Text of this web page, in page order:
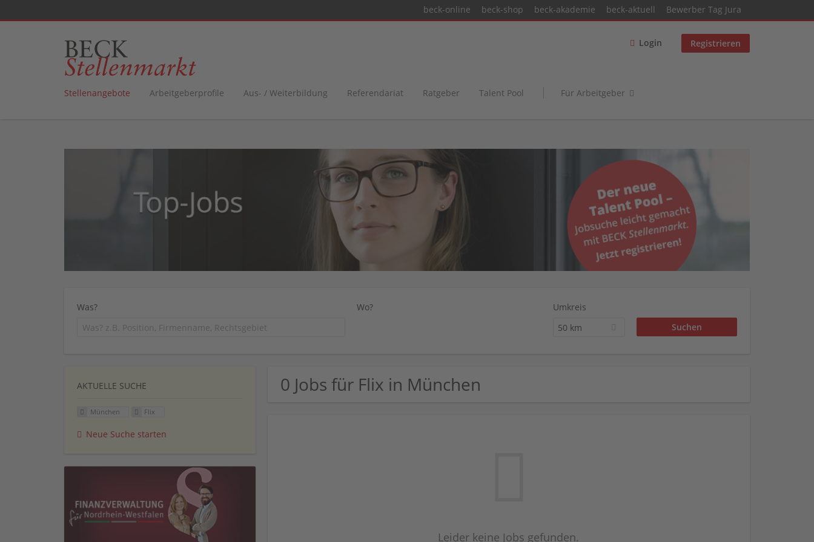
beck-online beck-shop beck-akademie beck-aktuell Bewerber Tag Jura
Login Registrieren
Stellenangebote Arbeitgeberprofile Aus- / Weiterbildung Referendariat Ratgeber Talent Pool Für Arbeitgeber
Was? Wo?
Umkreis
50 km
0 Jobs für Flix in München
Leider keine Jobs gefunden.
AKTUELLE SUCHE
München Flix
Neue Suche starten